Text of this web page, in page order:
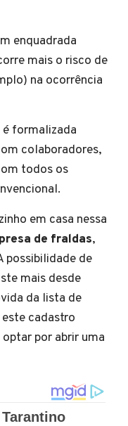
enquadrada
mais o risco de
na ocorrência
é formalizada
colaboradores,
todos os
em casa nessa
de fraldas,
possibilidade de
mais desde
da lista de
cadastro
por abrir uma